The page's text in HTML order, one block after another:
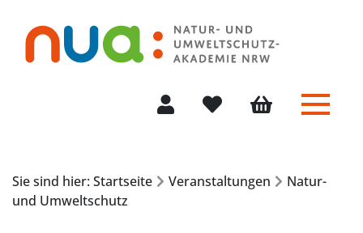
Menü
Sie sind hier: Startseite Veranstaltungen
Natur-
und Umweltschutz